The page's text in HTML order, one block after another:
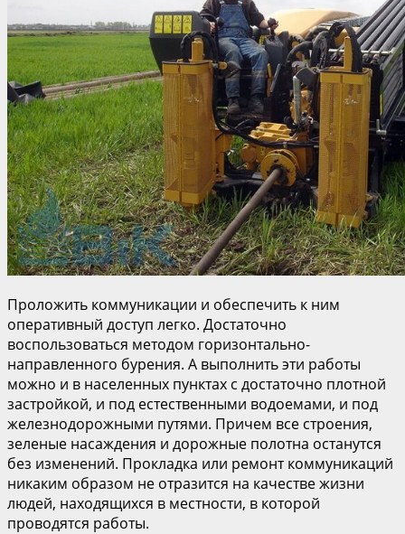
Проложить коммуникации и обеспечить к ним
оперативный доступ легко. Достаточно
воспользоваться методом горизонтально-
направленного бурения. А выполнить эти работы
можно и в населенных пунктах с достаточно плотной
застройкой, и под естественными водоемами, и под
железнодорожными путями. Причем все строения,
зеленые насаждения и дорожные полотна останутся
без изменений. Прокладка или ремонт коммуникаций
никаким образом не отразится на качестве жизни
людей, находящихся в местности, в которой
проводятся работы.